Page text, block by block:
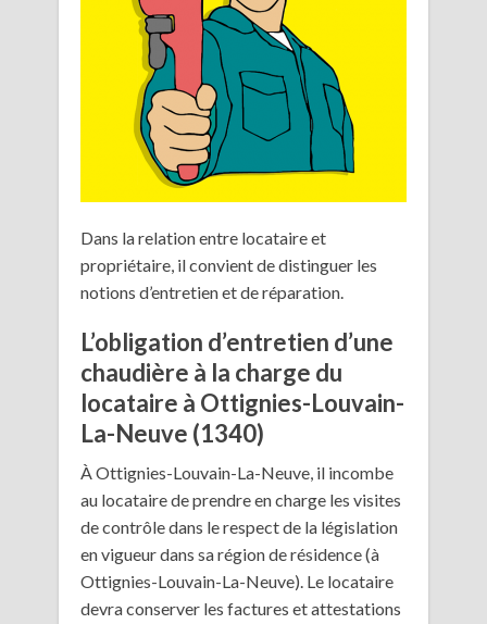
Dans la relation entre locataire et
propriétaire, il convient de distinguer les
notions d’entretien et de réparation.
L’obligation d’entretien d’une
chaudière à la charge du
locataire à Ottignies-Louvain-
La-Neuve (1340)
À Ottignies-Louvain-La-Neuve, il incombe
au locataire de prendre en charge les visites
de contrôle dans le respect de la législation
en vigueur dans sa région de résidence (à
Ottignies-Louvain-La-Neuve). Le locataire
devra conserver les factures et attestations